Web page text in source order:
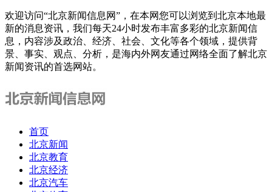
欢迎访问“北京新闻信息网”，在本网您可以浏览到北京本地最
新的消息资讯，我们每天24小时发布丰富多彩的北京新闻信
息，内容涉及政治、经济、社会、文化等各个领域，提供背
景、事实、观点、分析，是海内外网友通过网络全面了解北京
新闻资讯的首选网站。
首页
北京新闻
北京教育
北京经济
北京汽车